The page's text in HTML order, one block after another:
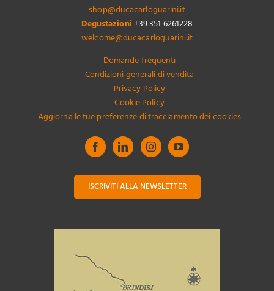
shop@ducacarloguarini.it
Degustazioni+39 351 6261228
welcome@ducacarloguarini.it
- Domande frequenti
- Condizioni generali di vendita
- Privacy Policy
- Cookie Policy
- Aggiorna le tue preferenze di tracciamento dei cookies
ISCRIVITI ALLA NEWSLETTER